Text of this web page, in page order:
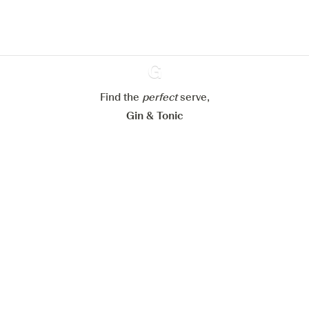
Ginventory
Find the perfectserve,
Gin & Tonic
Paramétrer mes cookies
Refuser tout Accepter tout